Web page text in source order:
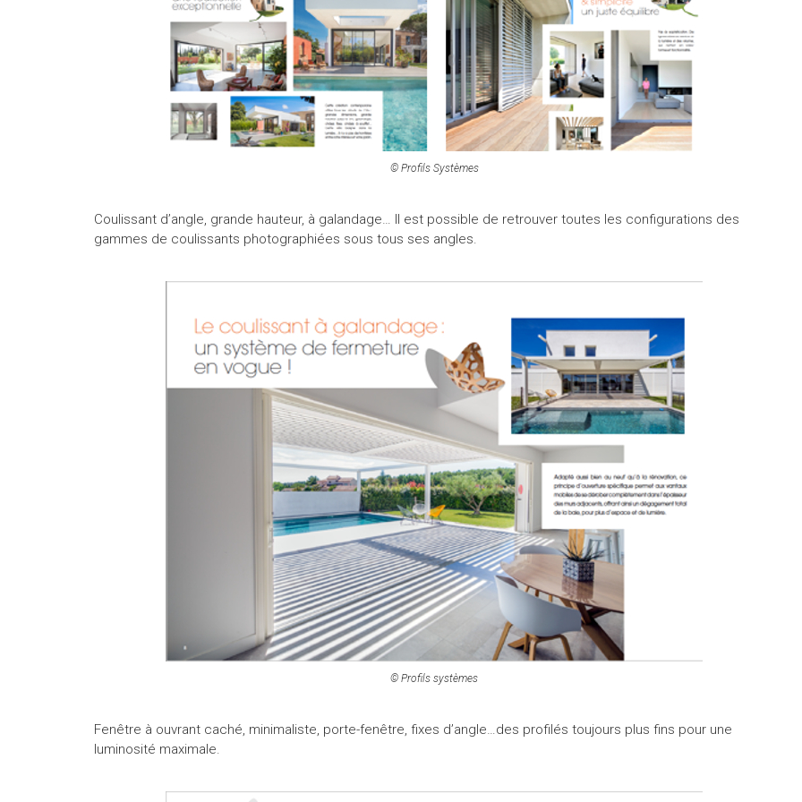
© Profils Systèmes
Coulissant d’angle, grande hauteur, à galandage… Il est possible de retrouver toutes les configurations des
gammes de coulissants photographiées sous tous ses angles.
© Profils systèmes
Fenêtre à ouvrant caché, minimaliste, porte-fenêtre, fixes d’angle…des profilés toujours plus fins pour une
luminosité maximale.